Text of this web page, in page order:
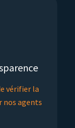
vérifier la
nos agents